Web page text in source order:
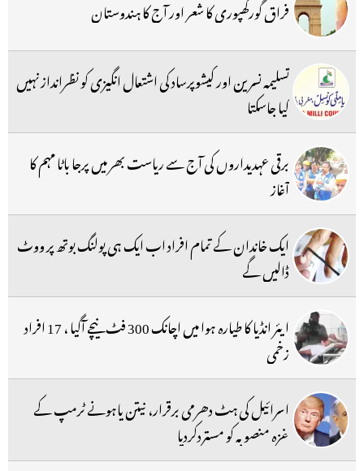
فراق گورکھپوری کا شعر اور آج کا ہندوستان
تسلیمہ نسرین اور کیشوپرساد کی اشتعال انگیزی کو نظرانداز نہیں
کیا جاسکتا
برقی عہدیداروں کی آج سے ریاست بھر میں پرجا باٹا مہم کا
آغاز
ایک خاندان کے تمام افراد اب ایک ہی پولنگ بوتھ پر ووٹ
ڈالیں گے
ایئر انڈیا کا طیارہ ہوا میں اچانک 300 فٹ نیچے آگیا ، 17 افراد
زخمی
اسرائیل کی ہٹ دھرمی برقرار، نیتن یاہونے ٹرمپ کے
غزہ منصوبہ کو مستردکردیا